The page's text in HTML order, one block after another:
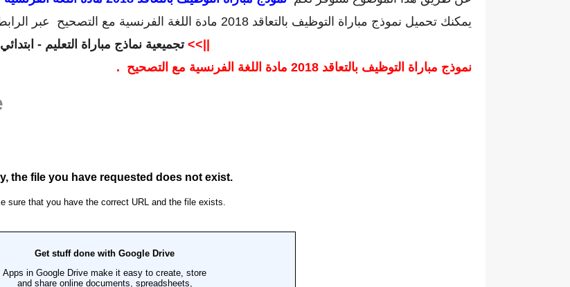
يمكنك تحميل نموذج مباراة التوظيف بالتعاقد 2018 مادة اللغة الفرنسية مع التصحيح عبر الرابط أسفله :
||>>تجميعية نماذج مباراة التعليم - ابتدائي
نموذج مباراة التوظيف بالتعاقد 2018 مادة اللغة الفرنسية مع التصحيح .